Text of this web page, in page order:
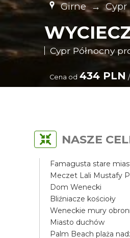
Girne → Cypr
Cypr Północny
Cena od 434 PLN
NASZE
Famagusta stare
Meczet Lali Mustafy
Dom Wenecki
Bliźniacze kościoły
Weneckie mury
Miasto duchów
Palm Beach plaża